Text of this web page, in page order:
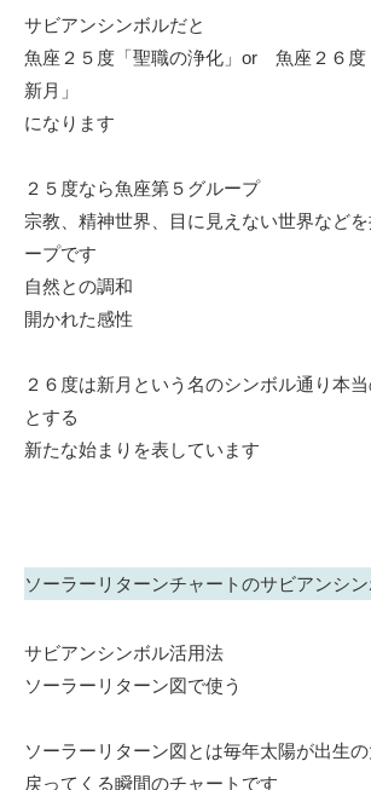
サビアンシンボルだと
魚座２５度「聖職の浄化」or 魚座２６度
新月」
になります
２５度なら魚座第５グループ
宗教、精神世界、目に見えない世界など
ープです
自然との調和
開かれた感性
２６度は新月という名のシンボル通り本
とする
新たな始まりを表しています
ソーラーリターンチャートのサビアンシ
サビアンシンボル活用法
ソーラーリターン図で使う
ソーラーリターン図とは毎年太陽が出生
戻ってくる瞬間のチャートです